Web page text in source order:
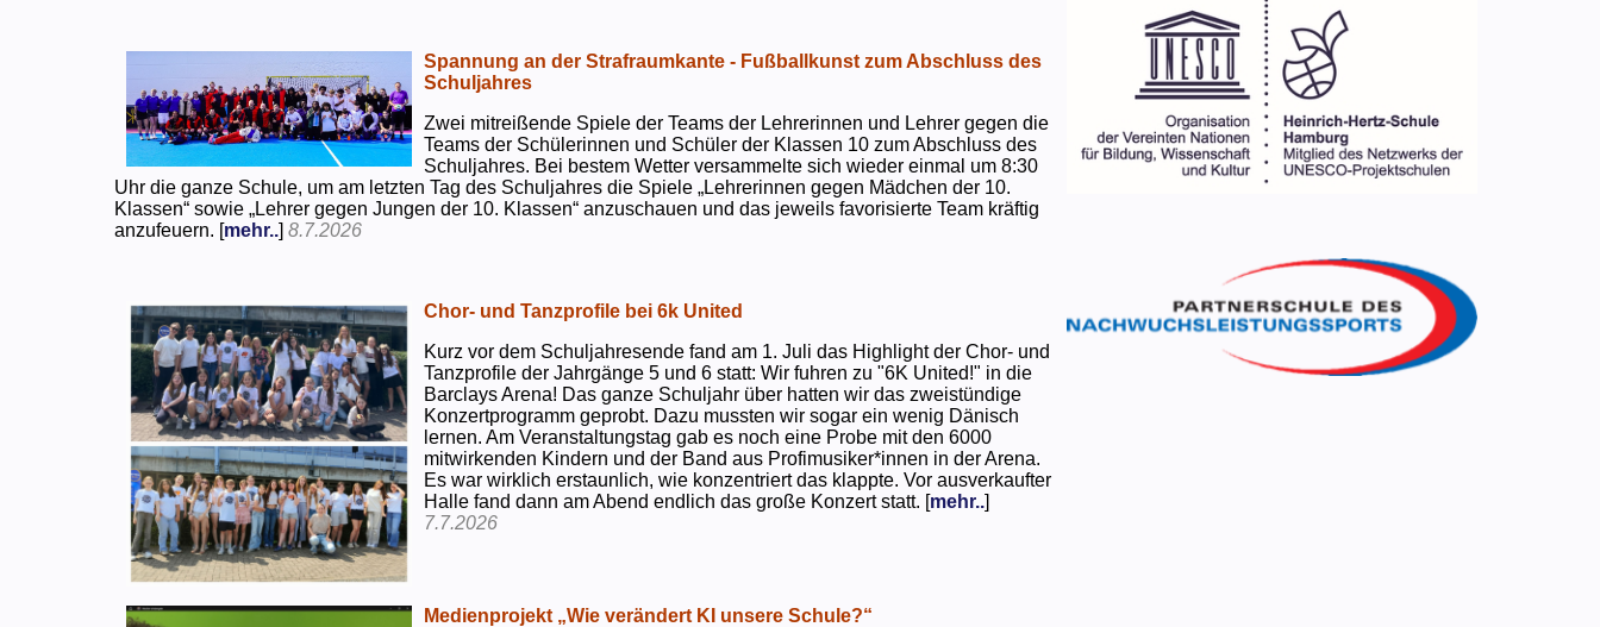
Spannung an der Strafraumkante - Fußballkunst zum Abschluss des
Schuljahres
Zwei mitreißende Spiele der Teams der Lehrerinnen und Lehrer gegen die
Teams der Schülerinnen und Schüler der Klassen 10 zum Abschluss des
Schuljahres. Bei bestem Wetter versammelte sich wieder einmal um 8:30
Uhr die ganze Schule, um am letzten Tag des Schuljahres die Spiele „Lehrerinnen gegen Mädchen der 10.
Klassen“ sowie „Lehrer gegen Jungen der 10. Klassen“ anzuschauen und das jeweils favorisierte Team kräftig
anzufeuern. [mehr..]8.7.2026
Chor- und Tanzprofile bei 6k United
Kurz vor dem Schuljahresende fand am 1. Juli das Highlight der Chor- und
Tanzprofile der Jahrgänge 5 und 6 statt: Wir fuhren zu "6K United!" in die
Barclays Arena! Das ganze Schuljahr über hatten wir das zweistündige
Konzertprogramm geprobt. Dazu mussten wir sogar ein wenig Dänisch
lernen. Am Veranstaltungstag gab es noch eine Probe mit den 6000
mitwirkenden Kindern und der Band aus Profimusiker*innen in der Arena.
Es war wirklich erstaunlich, wie konzentriert das klappte. Vor ausverkaufter
Halle fand dann am Abend endlich das große Konzert statt. [mehr..]
7.7.2026
Medienprojekt „Wie verändert KI unsere Schule?“